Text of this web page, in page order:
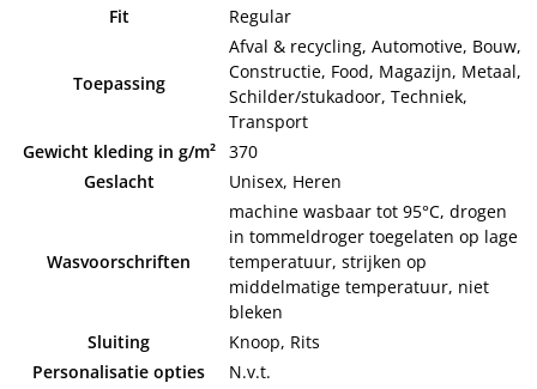
Fit
Regular
Toepassing
Afval & recycling, Automotive, Bouw,
Constructie, Food, Magazijn, Metaal,
Schilder/stukadoor, Techniek,
Transport
Gewicht kleding in g/m²
370
Geslacht
Unisex, Heren
Wasvoorschriften
machine wasbaar tot 95°C, drogen
in tommeldroger toegelaten op lage
temperatuur, strijken op
middelmatige temperatuur, niet
bleken
Sluiting
Knoop, Rits
Personalisatie opties
N.v.t.